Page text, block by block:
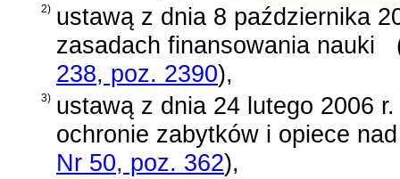
2) ustawą z dnia 8 października
zasadach finansowania nauki
238, poz. 2390),
3) ustawą z dnia 24 lutego 2006
ochronie zabytków i opiece
Nr 50, poz. 362),